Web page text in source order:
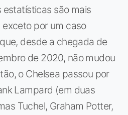
estatísticas são mais
por um caso
desde a chegada de
de 2020, não mudou
o Chelsea passou por
Lampard (em duas
Tuchel, Graham Potter,